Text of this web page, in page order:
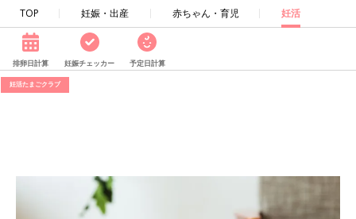
TOP 妊娠・出産 赤ちゃん・育児 妊活
排卵日計算 妊娠チェッカー 予定日計算
妊活たまごクラブ